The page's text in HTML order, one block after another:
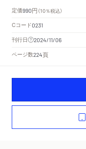
定価990円 （10％税込）
Cコード0231
刊行日 2024/11/06
ページ数224頁